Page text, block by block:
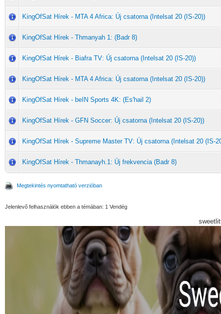
KingOfSat Hírek - MTA 4 Africa: Új csatorna (Intelsat 20 (IS-20))
KingOfSat Hírek - Thmanyah 1: (Badr 8)
KingOfSat Hírek - Biafra TV: Új csatorna (Intelsat 20 (IS-20))
KingOfSat Hírek - MTA 4 Africa: Új csatorna (Intelsat 20 (IS-20))
KingOfSat Hírek - beIN Sports 4K: (Es'hail 2)
KingOfSat Hírek - GFN Soccer: Új csatorna (Intelsat 20 (IS-20))
KingOfSat Hírek - Supreme Master TV: Új csatorna (Intelsat 20 (IS-
KingOfSat Hírek - Thmanayh.1: Új frekvencia (Badr 8)
Megtekintés nyomtatható verzióban
Jelenlevő felhasználók ebben a témában: 1 Vendég